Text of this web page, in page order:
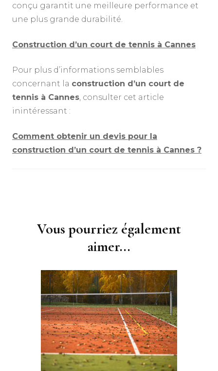
conçu garantit une meilleure performance et
une plus grande durabilité.
Construction d’un court de tennis à Cannes
Pour plus d’informations semblables
concernant la construction d’un court de
tennis à Cannes , consulter cet article
inintéressant :
Comment obtenir un devis pour la
construction d’un court de tennis à Cannes ?
Vous pourriez également
aimer...